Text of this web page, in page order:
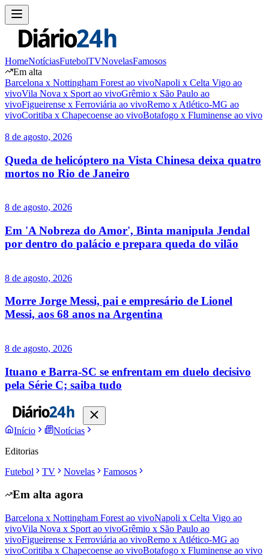
HomeNotíciasFutebolTVNovelasFamosos
Em alta
Barcelona x Nottingham Forest ao vivoNapoli x Celta Vigo ao
vivoVila Nova x Sport ao vivoGrêmio x São Paulo ao
vivoFigueirense x Ferroviária ao vivoRemo x Atlético-MG ao
vivoCoritiba x Chapecoense ao vivoBotafogo x Fluminense ao vivo
8 de agosto, 2026
Queda de helicóptero na Vista Chinesa deixa quatro
mortos no Rio de Janeiro
8 de agosto, 2026
Em 'A Nobreza do Amor', Binta manipula Jendal
por dentro do palácio e prepara queda do vilão
8 de agosto, 2026
Morre Jorge Messi, pai e empresário de Lionel
Messi, aos 68 anos na Argentina
8 de agosto, 2026
Ituano e Barra-SC se enfrentam em duelo decisivo
pela Série C; saiba tudo
Início
Notícias
Editorias
Futebol
TV Novelas Famosos
Em alta agora
Barcelona x Nottingham Forest ao vivoNapoli x Celta Vigo ao
vivoVila Nova x Sport ao vivoGrêmio x São Paulo ao
vivoFigueirense x Ferroviária ao vivoRemo x Atlético-MG ao
vivoCoritiba x Chapecoense ao vivoBotafogo x Fluminense ao vivo